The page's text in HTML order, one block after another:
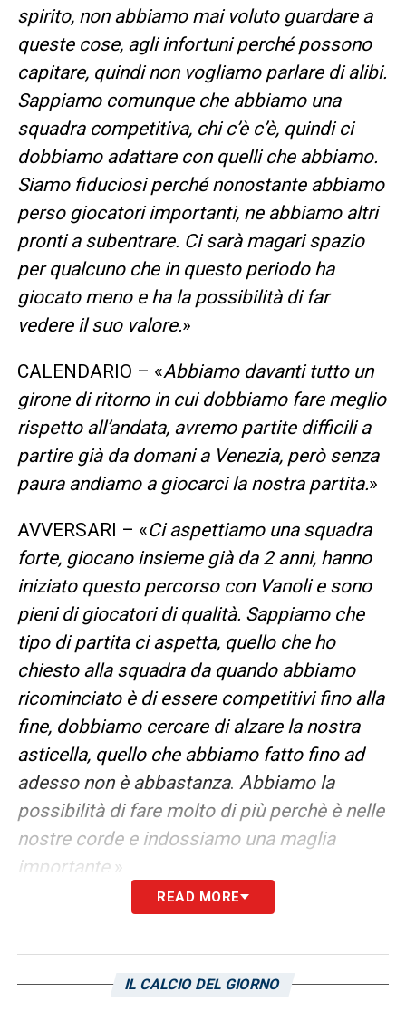
spirito, non abbiamo mai voluto guardare a
queste cose, agli infortuni perché possono
capitare, quindi non vogliamo parlare di alibi.
Sappiamo comunque che abbiamo una
squadra competitiva, chi c’è c’è, quindi ci
dobbiamo adattare con quelli che abbiamo.
Siamo fiduciosi perché nonostante abbiamo
perso giocatori importanti, ne abbiamo altri
pronti a subentrare. Ci sarà magari spazio
per qualcuno che in questo periodo ha
giocato meno e ha la possibilità di far
vedere il suo valore.»
CALENDARIO – «Abbiamo davanti tutto un
girone di ritorno in cui dobbiamo fare meglio
rispetto all’andata, avremo partite difficili a
partire già da domani a Venezia, però senza
paura andiamo a giocarci la nostra partita.»
AVVERSARI – «Ci aspettiamo una squadra
forte, giocano insieme già da 2 anni, hanno
iniziato questo percorso con Vanoli e sono
pieni di giocatori di qualità. Sappiamo che
tipo di partita ci aspetta, quello che ho
chiesto alla squadra da quando abbiamo
ricominciato è di essere competitivi fino alla
fine, dobbiamo cercare di alzare la nostra
asticella, quello che abbiamo fatto fino ad
adesso non è abbastanza. Abbiamo la
possibilità di fare molto di più perchè è nelle
nostre corde e indossiamo una maglia
importante. »
OBIETTIVI – «L’obiettivo è quello di
comunque squadre forti da affrontare, ma
READ MORE
IL CALCIO DEL GIORNO